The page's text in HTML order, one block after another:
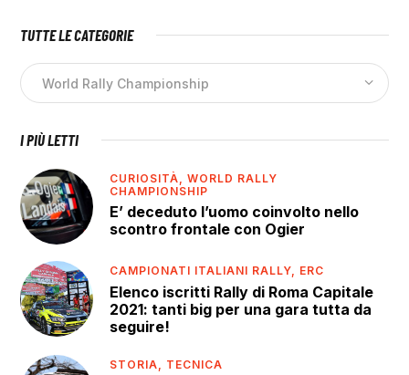
TUTTE LE CATEGORIE
I PIÙ LETTI
CURIOSITÀ,WORLD RALLY
CHAMPIONSHIP
E’ deceduto l’uomo coinvolto nello
scontro frontale con Ogier
CAMPIONATI ITALIANI RALLY, ERC
Elenco iscritti Rally di Roma Capitale
2021: tanti big per una gara tutta da
seguire!
STORIA, TECNICA